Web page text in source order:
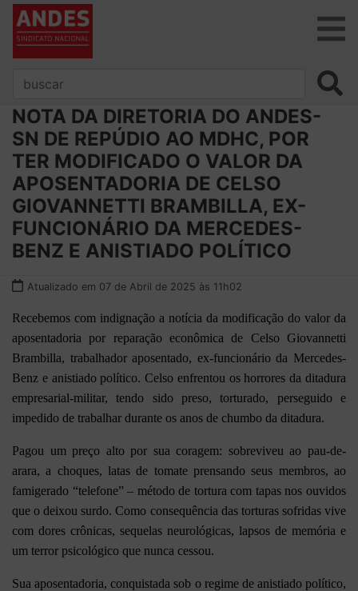
NOTA DA DIRETORIA DO ANDES-
SN DE REPÚDIO AO MDHC, POR
TER MODIFICADO O VALOR DA
APOSENTADORIA DE CELSO
GIOVANNETTI BRAMBILLA, EX-
FUNCIONÁRIO DA MERCEDES-
BENZ E ANISTIADO POLÍTICO
Atualizado em 07 de Abril de 2025 às 11h02
Recebemos com indignação a notícia da modificação do valor da
aposentadoria por reparação econômica de Celso Giovannetti
Brambilla, trabalhador aposentado, ex-funcionário da Mercedes-
Benz e anistiado político. Celso enfrentou os horrores da ditadura
empresarial-militar, tendo sido preso, torturado, perseguido e
impedido de trabalhar durante os anos de chumbo da ditadura.
Pagou um preço alto por sua coragem: sobreviveu ao pau-de-
arara, a choques, latas de tomate prensando seus membros, ao
famigerado “telefone” – método de tortura com tapas nos ouvidos
que o deixou surdo. Como consequência das torturas sofridas vive
com dores crônicas, sequelas neurológicas, lapsos de memória e
um terror psicológico que nunca cessou.
Sua aposentadoria, conquistada sob o regime de anistiado político,